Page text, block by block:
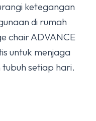
ketegangan
di rumah
chair ADVANCE
untuk menjaga
setiap hari.